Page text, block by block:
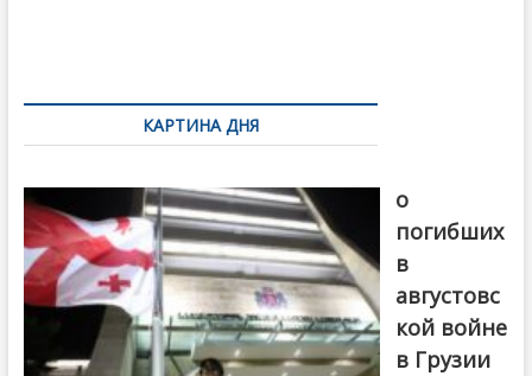
по
записямКАРТИНА ДНЯ
о
погибших
в
августовс
кой войне
в Грузии